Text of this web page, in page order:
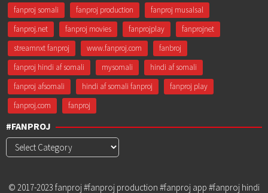
fanproj somali fanproj production
fanproj musalsal
fanproj.net
fanproj movies fanprojplay
fanprojnet
streamnxt fanproj
www.fanproj.com
fanbroj
fanproj hindi af somali
mysomali
hindi af somali
fanproj afsomali
hindi af somali fanproj
fanproj play
fanproj.com
fanproj
#FANPROJ
#Fanproj
© 2017-2023 fanproj #fanproj production #fanproj app #fanproj hindi